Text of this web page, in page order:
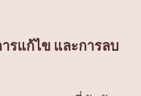
รแก้ไข และการลบ